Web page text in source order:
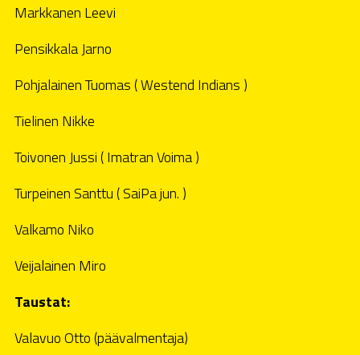
Markkanen Leevi
Pensikkala Jarno
Pohjalainen Tuomas ( Westend Indians )
Tielinen Nikke
Toivonen Jussi ( Imatran Voima )
Turpeinen Santtu ( SaiPa jun. )
Valkamo Niko
Veijalainen Miro
Taustat:
Valavuo Otto (päävalmentaja)